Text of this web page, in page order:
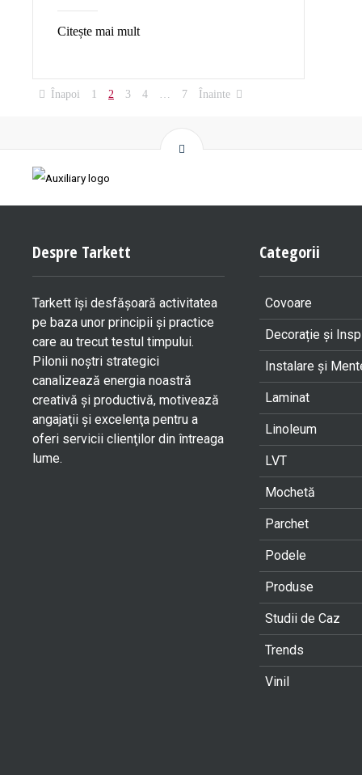
Citește mai mult
Înapoi 1 2 3 4 7 Înainte
Despre Tarkett
Tarkett îşi desfăşoară activitatea
pe baza unor principii şi practice
care au trecut testul timpului.
Pilonii noştri strategici
canalizează energia noastră
creativă şi productivă, motivează
angajaţii şi excelenţa pentru a
oferi servicii clienţilor din întreaga
lume.
Categorii
Covoare
Decorație și
Instalare și
Laminat
Linoleum
LVT
Mochetă
Parchet
Podele
Produse
Studii de Caz
Trends
Vinil